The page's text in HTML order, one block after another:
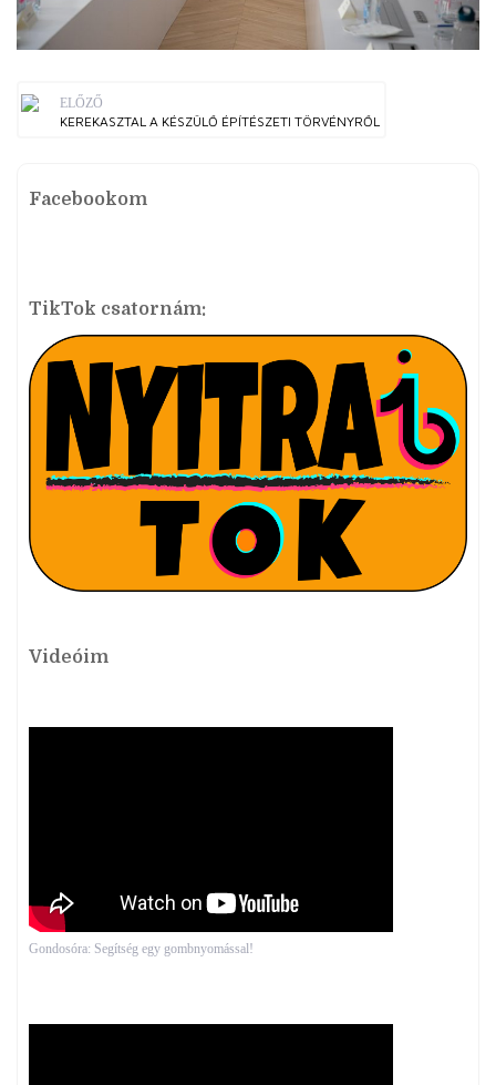
ELŐZŐ
KEREKASZTAL A KÉSZÜLŐ ÉPÍTÉSZETI TÖRVÉNYRŐL
Facebookom
TikTok csatornám:
Videóim
Gondosóra: Segítség egy gombnyomással!